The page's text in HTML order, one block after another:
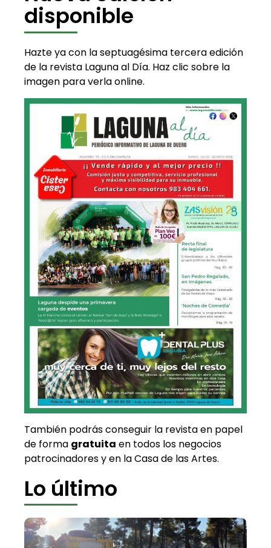
disponible
Hazte ya con la septuagésima tercera edición
de la revista Laguna al Día. Haz clic sobre la
imagen para verla online.
También podrás conseguir la revista en papel
de forma gratuita en todos los negocios
patrocinadores y en la Casa de las Artes.
Lo último